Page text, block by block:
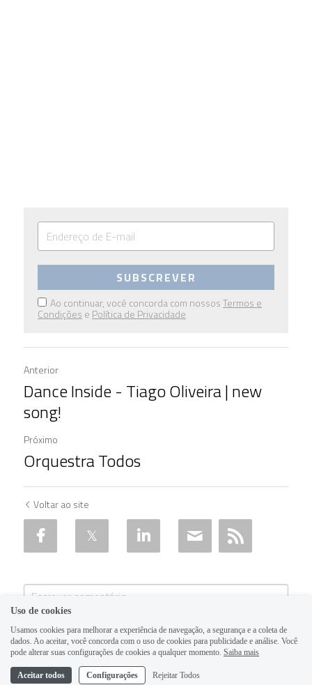
SUBSCREVER
Ao continuar, você concorda com nossosTermos e
Condições e Política de Privacidade
Anterior
Dance Inside - Tiago Oliveira | new
song!
Próximo
Orquestra Todos
Voltar ao site
Uso de cookies
Usamos cookies para melhorar a experiência de navegação, a segurança e a coleta de
dados. Ao aceitar, você concorda com o uso de cookies para publicidade e análise. Você
pode alterar suas configurações de cookies a qualquer momento. Saiba mais
Aceitar todos Configurações Rejeitar Todos